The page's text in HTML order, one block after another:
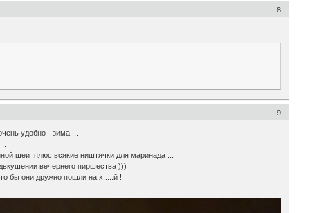
8
9
удобно - зима ...
шеи ,плюс всякие ништячки для маринада ...
вечернего пиршества )))
бы они дружно пошли на х.....й !